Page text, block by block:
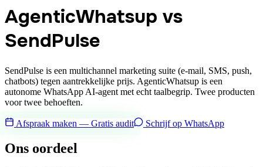
AgenticWhatsup vs
SendPulse
SendPulse is een multichannel marketing suite (e-mail, SMS, push,
chatbots) tegen aantrekkelijke prijs. AgenticWhatsup is een
autonome WhatsApp AI-agent met echt taalbegrip. Twee producten
voor twee behoeften.
Afspraak maken — Gratis audit Schrijf op WhatsApp
Ons oordeel